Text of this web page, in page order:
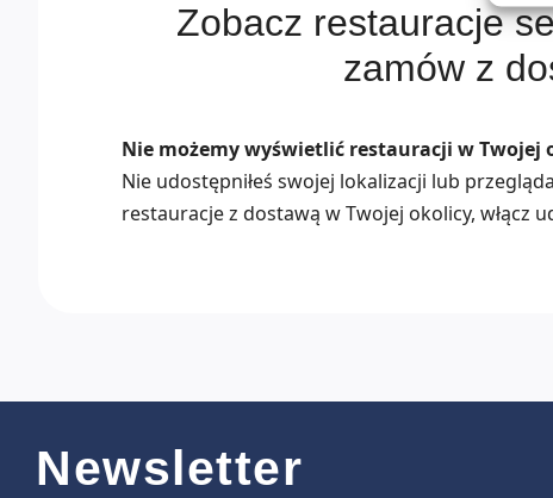
Zobacz restauracje
zamów z
Nie możemy wyświetlić restauracji w Twojej
Nie udostępniłeś swojej lokalizacji lub
restauracje z dostawą w Twojej okolicy, włącz
Newsletter